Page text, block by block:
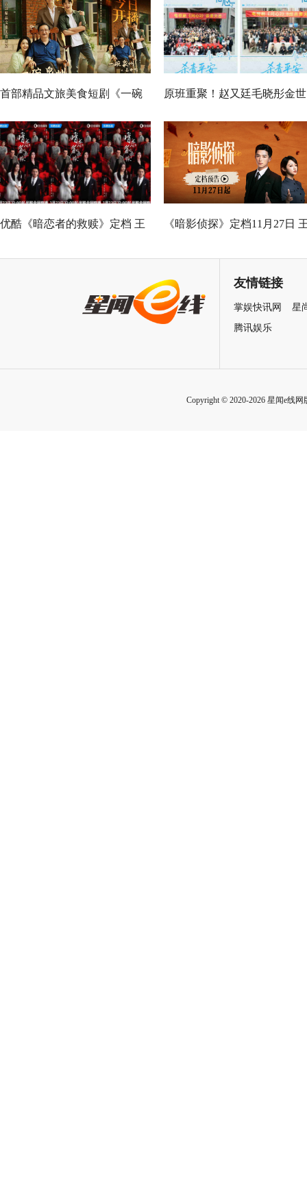
首部精品文旅美食短剧《一碗
泉州之姜母鸭》今日上线 祝贺
泉州荣膺“世界美食之都”
原班重聚！赵又廷毛晓彤金世
佳《问心2》杀青，医心焕新
优酷《暗恋者的救赎》定档 王 《暗影侦探》定档11月27日
友情链接
掌娱快讯网
星
腾讯娱乐
Copyright © 2020-2026 星闻e线